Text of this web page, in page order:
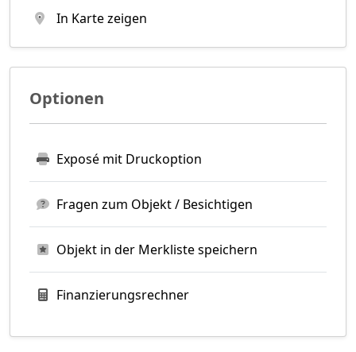
In Karte zeigen
Optionen
Exposé mit Druckoption
Fragen zum Objekt / Besichtigen
Objekt in der Merkliste speichern
Finanzierungsrechner